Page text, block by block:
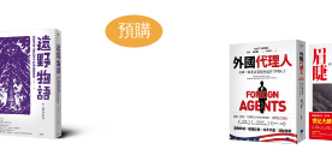
這段文字中，有沒有注意到關鍵詞「慢下步
往聯想到「暗房」，在早期還要用底片沖洗
為記憶。然而，對重新發現自己、顯現自己